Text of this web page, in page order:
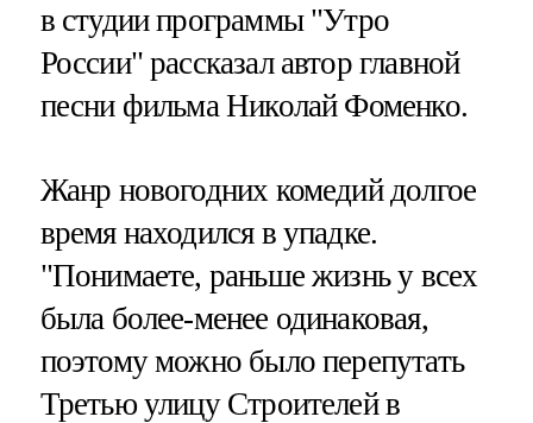
в студии программы "Утро
России" рассказал автор главной
песни фильма Николай Фоменко.
Жанр новогодних комедий долгое
время находился в упадке.
"Понимаете, раньше жизнь у всех
была более-менее одинаковая,
поэтому можно было перепутать
Третью улицу Строителей в